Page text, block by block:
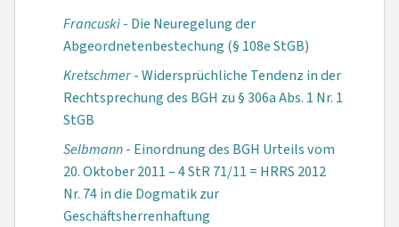
Francuski- Die Neuregelung der
Abgeordnetenbestechung (§ 108e StGB)
Kretschmer- Widersprüchliche Tendenz in der
Rechtsprechung des BGH zu § 306a Abs. 1 Nr. 1
StGB
Selbmann- Einordnung des BGH Urteils vom
20. Oktober 2011 – 4 StR 71/11 = HRRS 2012
Nr. 74 in die Dogmatik zur
Geschäftsherrenhaftung